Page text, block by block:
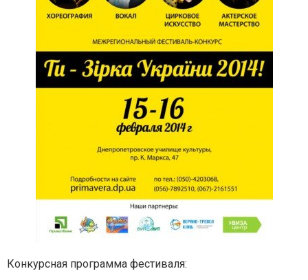
Конкурсная программа фестиваля: